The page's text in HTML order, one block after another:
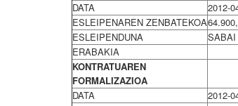
DATA
2012-
ESLEIPENAREN ZENBATEKOA
ESLEIPENDUNA
SABAI
ERABAKIA
KONTRATUAREN
FORMALIZAZIOA
DATA
2012-